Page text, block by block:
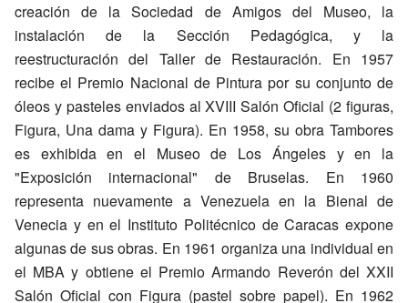
creación de la Sociedad de Amigos del Museo, la
instalación de la Sección Pedagógica, y la
reestructuración del Taller de Restauración. En 1957
recibe el Premio Nacional de Pintura por su conjunto de
óleos y pasteles enviados al XVIII Salón Oficial (2 figuras,
Figura, Una dama y Figura). En 1958, su obra Tambores
es exhibida en el Museo de Los Ángeles y en la
"Exposición internacional" de Bruselas. En 1960
representa nuevamente a Venezuela en la Bienal de
Venecia y en el Instituto Politécnico de Caracas expone
algunas de sus obras. En 1961 organiza una individual en
el MBA y obtiene el Premio Armando Reverón del XXII
Salón Oficial con Figura (pastel sobre papel). En 1962